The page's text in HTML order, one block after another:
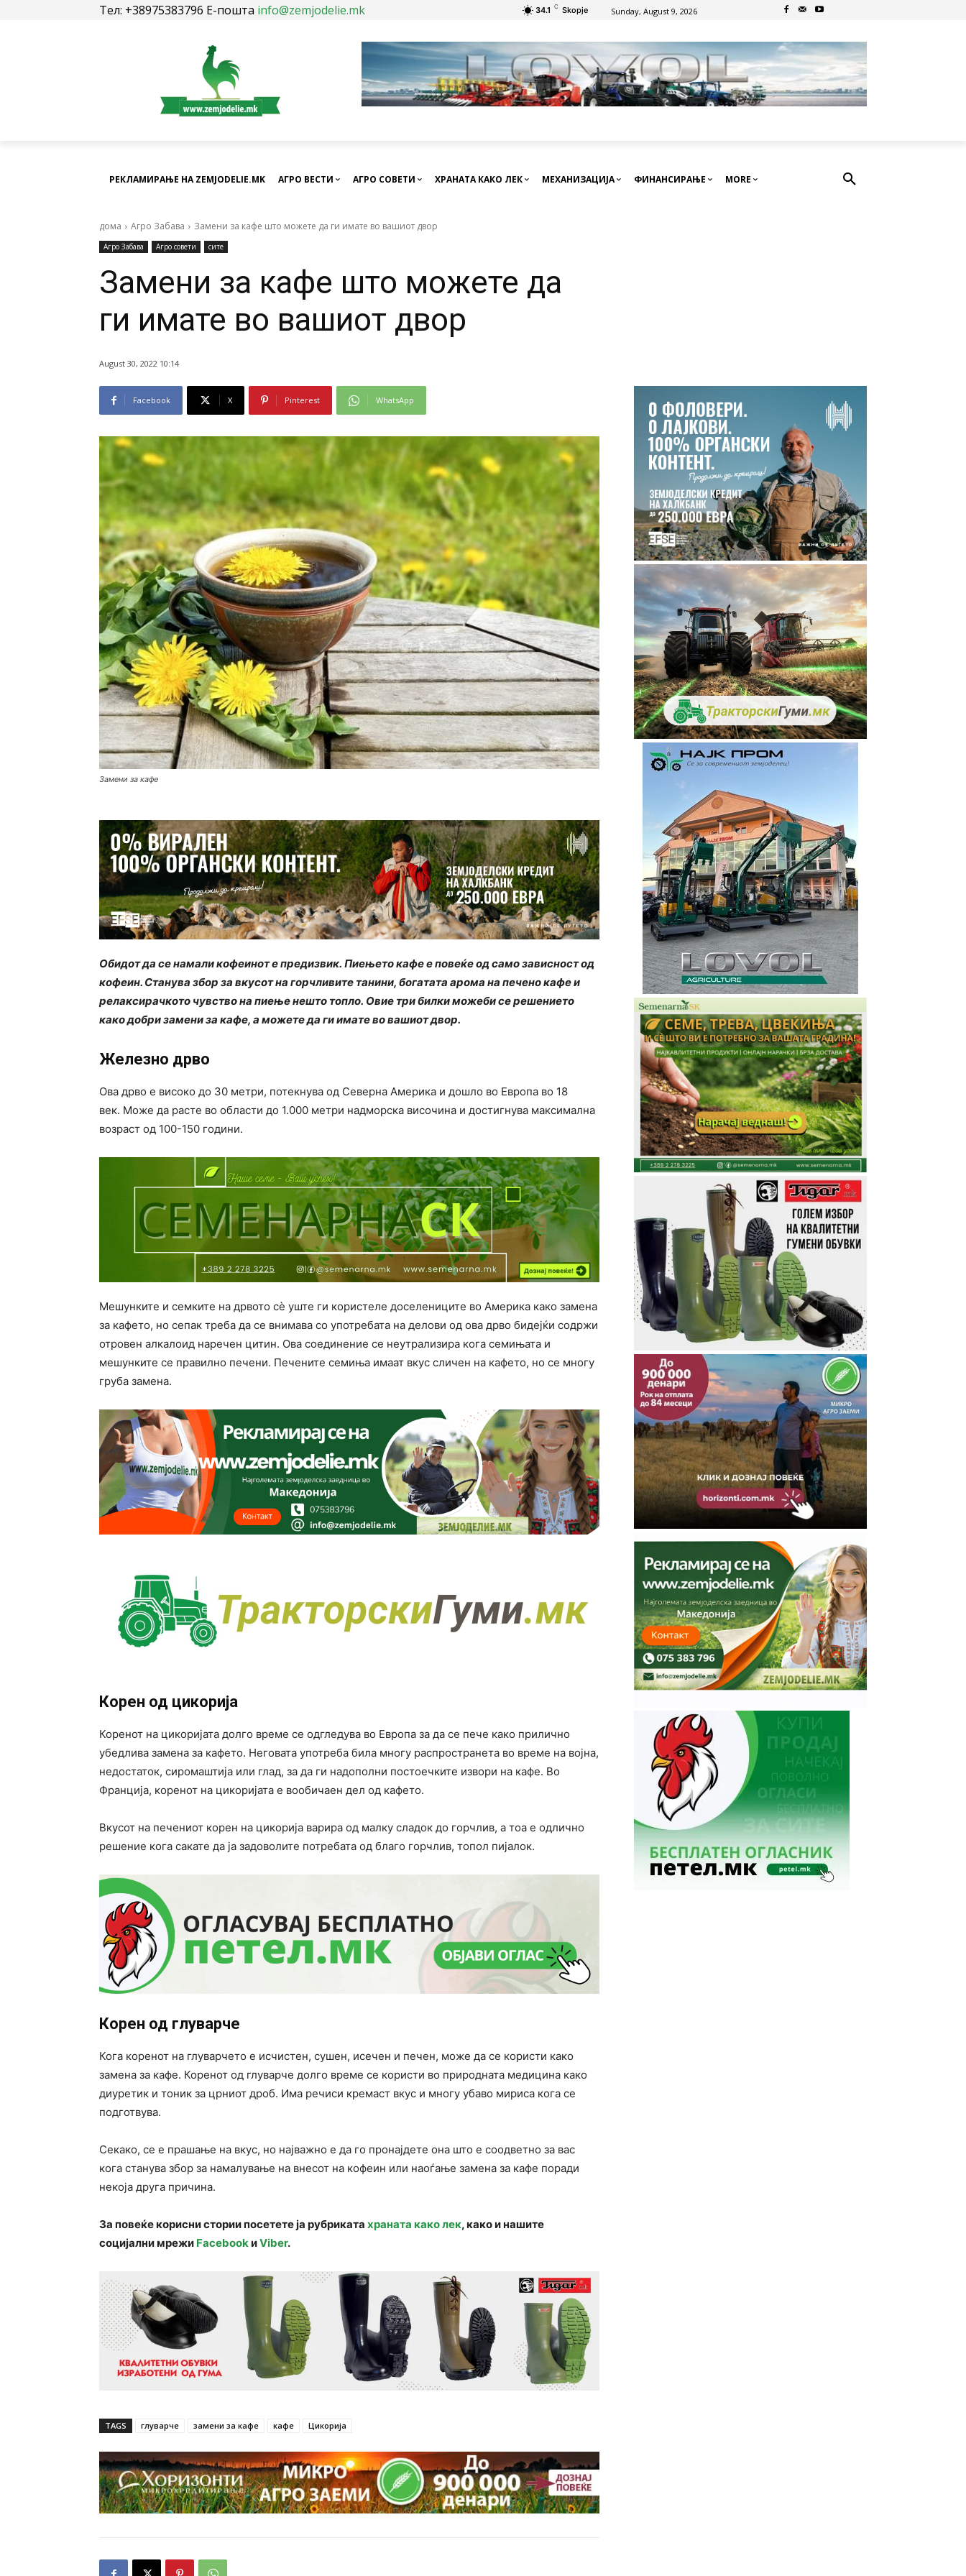
Тел: +38975383796 Е-пошта info@zemjodelie.mk 34.1 C Skopje Sunday, August 9, 2026
РЕКЛАМИРАЊЕ НА ZEMJODELIE.MK АГРО ВЕСТИ АГРО СОВЕТИ ХРАНАТА КАКО ЛЕК МЕХАНИЗАЦИЈА ФИНАНСИРАЊЕ MORE
дома Агро Забава Замени за кафе што можете да ги имате во вашиот двор
Агро Забава Агро совети сите
Замени за кафе што можете да
ги имате во вашиот двор
August 30, 2022 10:14
Facebook X Pinterest WhatsApp
Замени за кафе
Обидот да се намали кофеинот е предизвик. Пиењето кафе е повеќе од само зависност од
кофеин. Станува збор за вкусот на горчливите танини, богатата арома на печено кафе и
релаксирачкото чувство на пиење нешто топло. Овие три билки можеби се решението
како добри замени за кафе, а можете да ги имате во вашиот двор.
Железно дрво
Ова дрво е високо до 30 метри, потекнува од Северна Америка и дошло во Европа во 18
век. Може да расте во области до 1.000 метри надморска височина и достигнува максимална
возраст од 100-150 години.
Мешунките и семките на дрвото сè уште ги користеле доселениците во Америка како замена
за кафето, но сепак треба да се внимава со употребата на делови од ова дрво бидејќи содржи
отровен алкалоид наречен цитин. Ова соединение се неутрализира кога семињата и
мешунките се правилно печени. Печените семиња имаат вкус сличен на кафето, но се многу
груба замена.
Корен од цикорија
Коренот на цикоријата долго време се одгледува во Европа за да се пече како прилично
убедлива замена за кафето. Неговата употреба била многу распространета во време на војна,
недостаток, сиромаштија или глад, за да ги надополни постоечките извори на кафе. Во
Франција, коренот на цикоријата е вообичаен дел од кафето.
Вкусот на печениот корен на цикорија варира од малку сладок до горчлив, а тоа е одлично
решение кога сакате да ја задоволите потребата од благо горчлив, топол пијалок.
Корен од глуварче
Кога коренот на глуварчето е исчистен, сушен, исечен и печен, може да се користи како
замена за кафе. Коренот од глуварче долго време се користи во природната медицина како
диуретик и тоник за црниот дроб. Има речиси кремаст вкус и многу убаво мириса кога се
подготвува.
Секако, се е прашање на вкус, но најважно е да го пронајдете она што е соодветно за вас
кога станува збор за намалување на внесот на кофеин или наоѓање замена за кафе поради
некоја друга причина.
За повеќе корисни стории посетете ја рубриката храната како лек, како и нашите
социјални мрежи FacebookиViber.
TAGS глуварче замени за кафе кафе Цикорија